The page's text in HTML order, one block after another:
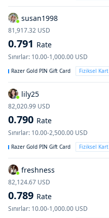
susan1998
81,917.32 USD
0.791 Rate
Sınırlar: 10.00-1,000.00 USD
Razer Gold PIN Gift Card Fiziksel Kart
lily25
82,020.99 USD
0.790 Rate
Sınırlar: 10.00-2,500.00 USD
Razer Gold PIN Gift Card Fiziksel Kart
freshness
82,124.67 USD
0.789 Rate
Sınırlar: 10.00-1,000.00 USD